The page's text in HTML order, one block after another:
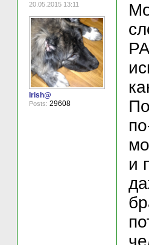
20.05.2015 13:11
Irish@
Posts: 29608
и